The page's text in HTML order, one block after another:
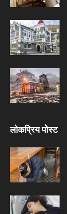
लोकप्रिय पोस्ट